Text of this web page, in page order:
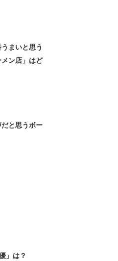
まいと思う
メン店」はど
と思うボー
」は？